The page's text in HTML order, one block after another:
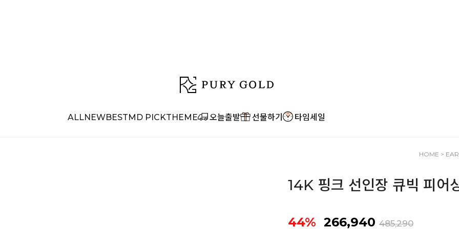
ALLNEWBESTMD PICKTHEME 오늘출발 선물하기 타임세일
HOME >
14K 핑크 선인장 큐빅 피어
44% 266,940 485,290